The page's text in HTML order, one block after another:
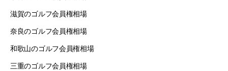
滋賀のゴルフ会員権相場
奈良のゴルフ会員権相場
和歌山のゴルフ会員権相場
三重のゴルフ会員権相場